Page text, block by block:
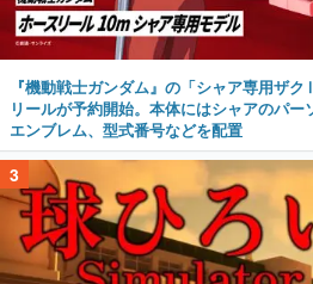
『機動戦士ガンダム』の「シャア専用ザ
リールが予約開始。本体にはシャアのパ
エンブレム、型式番号などを配置
3